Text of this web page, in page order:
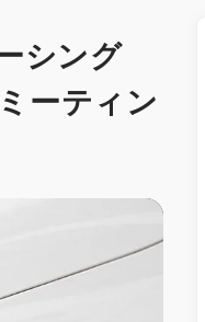
シング
ーティン